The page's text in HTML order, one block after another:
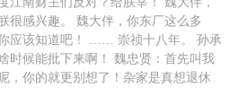
很感兴趣。 魏大伴，你东厂这么多
应该知道吧！ …… 崇祯十八年。 孙承
时候能批下来啊！ 魏忠贤：首先叫我
，你的就更别想了！杂家是真想退休